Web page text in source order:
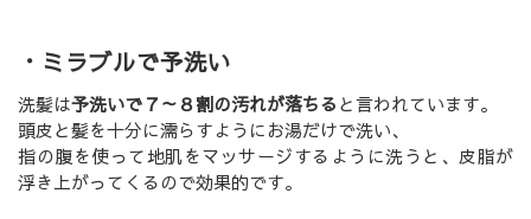
・ミラブルで予洗い
洗髪は予洗いで７～８割の汚れが落ちると言われています。
頭皮と髪を十分に濡らすようにお湯だけで洗い、
指の腹を使って地肌をマッサージするように洗うと、皮脂が
浮き上がってくるので効果的です。